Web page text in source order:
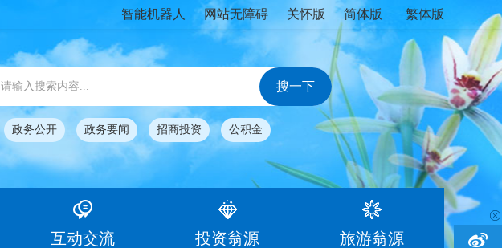
智能机器人 网站无障碍 关怀版 简体版 繁体版
政务公开 政务要闻 招商投资 公积金
互动交流 投资翁源 旅游翁源